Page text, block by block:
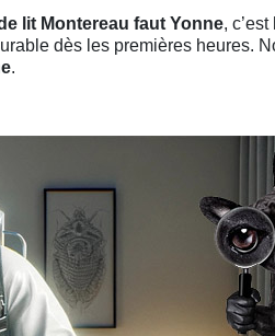
lit Montereau faut Yonne,
dès les premières heures.
.